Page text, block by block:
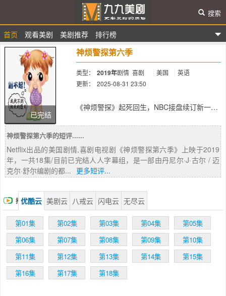
九九美剧
首页 观看美剧 美剧推荐 排行榜
搜索
已完结
神烦警探第六季
类型： 2019年剧情 喜剧 美国
英语
更新：
2025-08-31 23:50
《神烦警探》起死回生，NBC接盘续订新一季
近命运可谓和它经常有些无厘头的剧情一样
了。昨天Fox宣布取消续订该剧第六季，这让
该剧的广大粉丝们心碎不已，立刻发起了续订
请愿。据悉，Hulu Netflix均曾有意向接手该
剧，但最终都不了了之。好在随后，主创
Michael Goor宣布NBC正式接手该剧。NBC将
时段喜剧霸主，但近几年逐渐将发展重心转移
到了真人秀和长时程剧集上，此次接手《神烦
警探》的确让小编有点惊喜。NBC高层Roger
Greenblatt对此解释：之前把这部剧卖给Fox
之后，电视台就一直很后悔；趁此机会，电视
台就出手让这部剧带回到合适的家了。
神烦警探第六季的短评......
Netflix出品的美国剧情,喜剧电视剧《神烦警探第六季》上映于2019
年，一共18集/目前已完结人人字幕组，是一部由丹尼尔·J·古尔 / 迈
克尔·舒尔编剧的都... 更多短评...
播优酷云 美剧云 八戒云 闪电云 无尽云
第01集 第02集 第03集 第04集
第05集
第06集
第07集 第08集 第09集
第10集
第11集
第12集 第13集 第14集
第15集
第16集
第17集 第18集